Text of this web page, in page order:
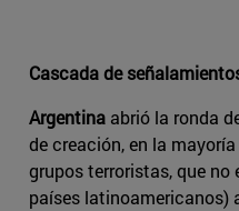
Cascada de
Argentina abrió la ronda
de creación, en la
grupos terroristas, que
países latinoamericanos)